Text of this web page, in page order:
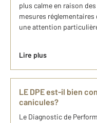
plus calme en raison
mesures
une attention
Lire plus
LE DPE est-il bien
canicules?
Le Diagnostic de